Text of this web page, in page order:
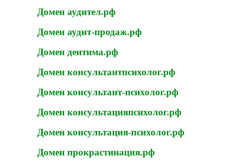
Домен аудител.рф
Домен аудит-продаж.рф
Домен дентима.рф
Домен консультантпсихолог.рф
Домен консультант-психолог.рф
Домен консультацияпсихолог.рф
Домен консультация-психолог.рф
Домен прокрастинация.рф